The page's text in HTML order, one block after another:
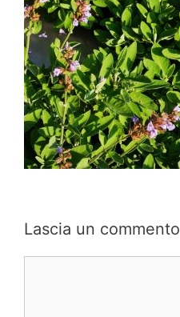
Lascia un commento